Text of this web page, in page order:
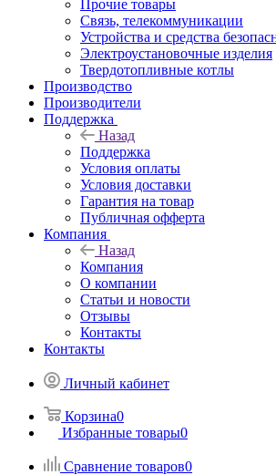
Прочие товары
Связь, телекоммуникации
Устройства и средства
Электроустановочные изделия
Твердотопливные котлы
Производство
Производители
Поддержка
Назад
Поддержка
Условия оплаты
Условия доставки
Гарантия на товар
Публичная офферта
Компания
Назад
Компания
О компании
Статьи и новости
Отзывы
Контакты
Контакты
Личный кабинет
Корзина0
Избранные товары0
Сравнение товаров0